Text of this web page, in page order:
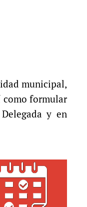
municipal,
como formular
y en